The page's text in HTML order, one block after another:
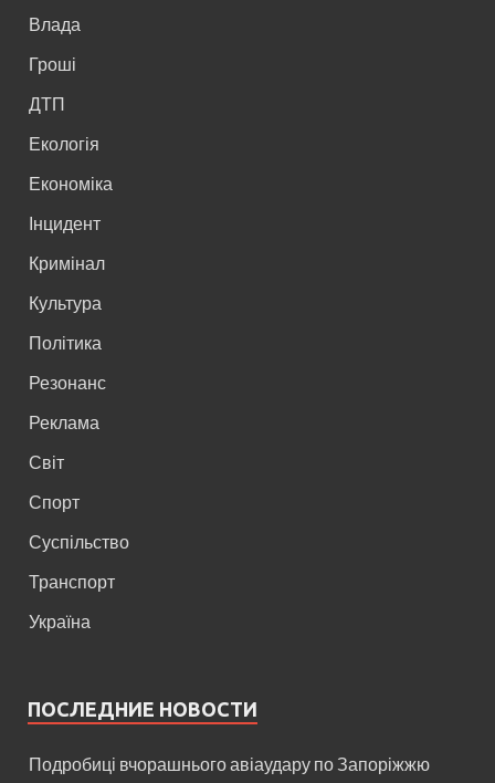
Влада
Гроші
ДТП
Екологія
Економіка
Інцидент
Кримінал
Культура
Політика
Резонанс
Реклама
Світ
Спорт
Суспільство
Транспорт
Україна
ПОСЛЕДНИЕ НОВОСТИ
Подробиці вчорашнього авіаудару по Запоріжжю